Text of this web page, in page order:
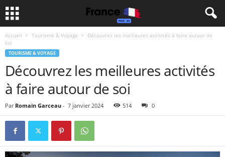
Accueil Tourisme & Voyage
Découvrez les meilleures activités à faire autour de
soi
TOURISME & VOYAGE
Découvrez les meilleures activités
à faire autour de soi
Par Romain Garceau - 7 janvier 2024 514 0